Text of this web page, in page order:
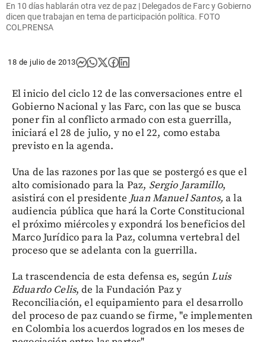
En 10 días hablarán otra vez de paz | Delegados de Farc y Gobierno
dicen que trabajan en tema de participación política. FOTO
COLPRENSA
18 de julio de 2013
El inicio del ciclo 12 de las conversaciones entre el
Gobierno Nacional y las Farc, con las que se busca
poner fin al conflicto armado con esta guerrilla,
iniciará el 28 de julio, y no el 22, como estaba
previsto en la agenda.
Una de las razones por las que se postergó es que el
alto comisionado para la Paz, Sergio Jaramillo,
asistirá con el presidente Juan Manuel Santos,a la
audiencia pública que hará la Corte Constitucional
el próximo miércoles y expondrá los beneficios del
Marco Jurídico para la Paz, columna vertebral del
proceso que se adelanta con la guerrilla.
La trascendencia de esta defensa es, segúnLuis
Eduardo Celis, de la Fundación Paz y
Reconciliación, el equipamiento para el desarrollo
del proceso de paz cuando se firme, "e implementen
en Colombia los acuerdos logrados en los meses de